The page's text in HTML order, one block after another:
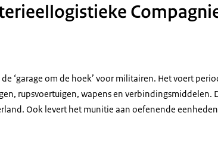
Militaire monteurs bezig met het onderhoud aan een CV90
de ‘garage om de hoek’ voor militairen. Het voert
rupsvoertuigen, wapens en verbindingsmiddelen.
Ook levert het munitie aan oefenende